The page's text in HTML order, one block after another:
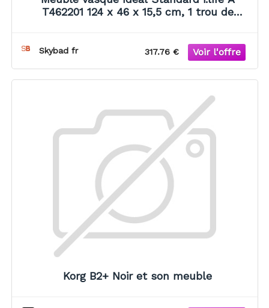
T462201 124 x 46 x 15,5 cm, 1 trou de
Skybad fr 317.76 €
Korg B2+ Noir et son meuble